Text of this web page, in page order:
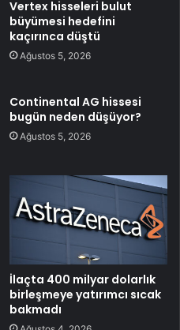
Vertex hisseleri bulut
büyümesi hedefini
kaçırınca düştü
Ağustos 5, 2026
Continental AG hissesi
bugün neden düşüyor?
Ağustos 5, 2026
İlaçta 400 milyar dolarlık
birleşmeye yatırımcı sıcak
bakmadı